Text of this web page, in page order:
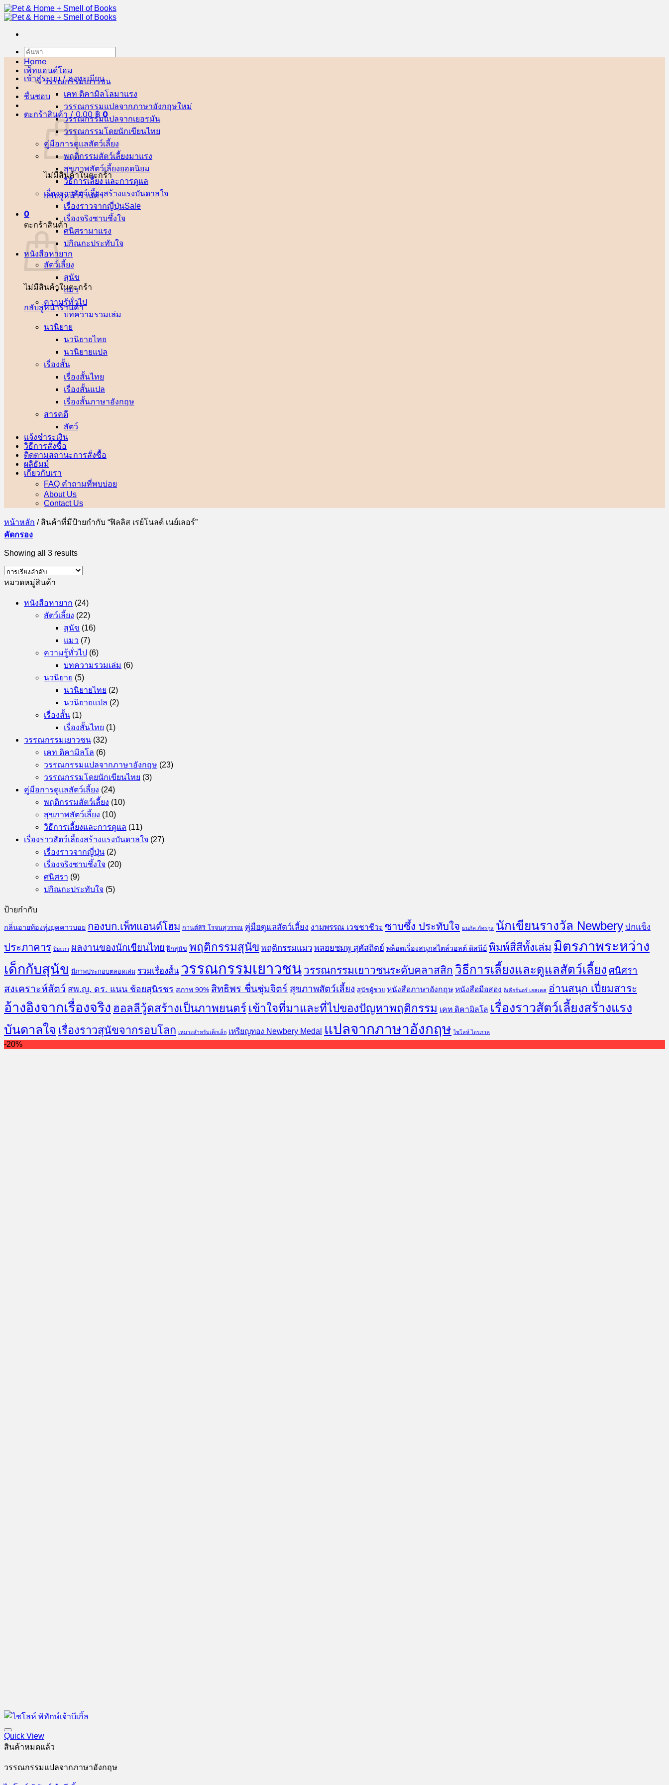
ข้าม
ไป
เนื้อหา
ค้นหา:
เข้าสู่ระบบ / ลงทะเบียน
ชื่นชอบ
ตะกร้าสินค้า / 0.00 ฿ 0
ไม่มีสินค้าในตะกร้า
กลับสู่หน้าร้านค้า
0
ตะกร้าสินค้า
ไม่มีสินค้าในตะกร้า
กลับสู่หน้าร้านค้า
Home
เพ็ทแอนด์โฮม
วรรณกรรมเยาวชน
เคท ดิคามิลโล
วรรณกรรมแปลจากภาษาอังกฤษ
วรรณกรรมแปลจากเยอรมัน
วรรณกรรมโดยนักเขียนไทย
คู่มือการดูแลสัตว์เลี้ยง
พฤติกรรมสัตว์เลี้ยง
สุขภาพสัตว์เลี้ยง
วิธีการเลี้ยง และการดูแล
เรื่องราวสัตว์เลี้ยงสร้างแรงบันดาลใจ
เรื่องราวจากญี่ปุ่น
เรื่องจริงซาบซึ้งใจ
ศนิศรา
ปกิณกะประทับใจ
หนังสือหายาก
สัตว์เลี้ยง
สุนัข
แมว
ความรู้ทั่วไป
บทความรวมเล่ม
นวนิยาย
นวนิยายไทย
นวนิยายแปล
เรื่องสั้น
เรื่องสั้นไทย
เรื่องสั้นแปล
เรื่องสั้นภาษาอังกฤษ
สารคดี
สัตว์
แจ้งชำระเงิน
วิธีการสั่งซื้อ
ติดตามสถานะการสั่งซื้อ
ผลิธัมม์
เกี่ยวกับเรา
FAQ คำถามที่พบบ่อย
About Us
Contact Us
หน้าหลัก /สินค้าที่มีป้ายกำกับ “ฟิลลิส เรย์โนลด์ เนย์เลอร์”
คัดกรอง
Showing all 3 results
หมวดหมู่สินค้า
หนังสือหายาก (24)
สัตว์เลี้ยง (22)
สุนัข (16)
แมว (7)
ความรู้ทั่วไป (6)
บทความรวมเล่ม (6)
นวนิยาย (5)
นวนิยายไทย (2)
นวนิยายแปล (2)
เรื่องสั้น (1)
เรื่องสั้นไทย (1)
วรรณกรรมเยาวชน (32)
เคท ดิคามิลโล (6)
วรรณกรรมแปลจากภาษาอังกฤษ (23)
วรรณกรรมโดยนักเขียนไทย (3)
คู่มือการดูแลสัตว์เลี้ยง (24)
พฤติกรรมสัตว์เลี้ยง (10)
สุขภาพสัตว์เลี้ยง (10)
วิธีการเลี้ยงและการดูแล (11)
เรื่องราวสัตว์เลี้ยงสร้างแรงบันดาลใจ (27)
เรื่องราวจากญี่ปุ่น (2)
เรื่องจริงซาบซึ้งใจ (20)
ศนิศรา (9)
ปกิณกะประทับใจ (5)
ป้ายกำกับ
กลิ่นอายท้องทุ่งยุคคาวบอย กองบก.เพ็ทแอนด์โฮม กานต์สิริ โรจนสุวรรณ คู่มือดูแลสัตว์เลี้ยง งามพรรณ เวชชาชีวะ ซาบซึ้ง ประทับใจ ธนภัค ภัทรกุล นักเขียนรางวัล Newbery ปกแข็ง
ประภาคาร ปิยะภา ผลงานของนักเขียนไทย ฝึกสุนัข พฤติกรรมสุนัข พฤติกรรมแมว พลอยชมพู สุคัสถิตย์ พล็อตเรื่องสนุกสไตล์วอลต์ ดิสนีย์ พิมพ์สี่สีทั้งเล่ม มิตรภาพระหว่าง
เด็กกับสุนัข มีภาพประกอบตลอดเล่ม รวมเรื่องสั้น วรรณกรรมเยาวชน วรรณกรรมเยาวชนระดับคลาสสิก วิธีการเลี้ยงและดูแลสัตว์เลี้ยง ศนิศรา
สงเคราะห์สัตว์ สพ.ญ. ดร. แนน ช้อยสุนิรชร สภาพ 90% สิทธิพร ชื่นชุ่มจิตร์ สุขภาพสัตว์เลี้ยง สุนัขผู้ช่วย หนังสือภาษาอังกฤษ หนังสือมือสอง อีเลียร์นอร์ เอสเตส อ่านสนุก เปี่ยมสาระ
อ้างอิงจากเรื่องจริง ฮอลลีวู้ดสร้างเป็นภาพยนตร์ เข้าใจที่มาและที่ไปของปัญหาพฤติกรรม เคท ดิคามิลโล เรื่องราวสัตว์เลี้ยงสร้างแรง
บันดาลใจ เรื่องราวสุนัขจากรอบโลก เหมาะสำหรับเด็กเล็ก เหรียญทอง Newbery Medal แปลจากภาษาอังกฤษ ไชโลห์ ไตรภาค
-20%
Quick View
สินค้าหมดแล้ว
วรรณกรรมแปลจากภาษาอังกฤษ